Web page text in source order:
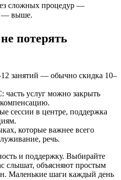
сложных процедур —
— выше.
потерять
занятий — обычно скидка 10–
услуг можно закрыть
сессии в центре, поддержка
которые важнее всего
речь.
и поддержку. Выбирайте
слышат, объясняют простым
Маленькие шаги каждый день